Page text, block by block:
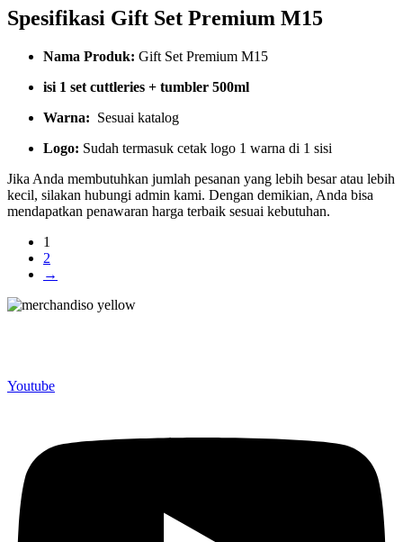
Spesifikasi Gift Set Premium M15
Nama Produk: Gift Set Premium M15
isi 1 set cuttleries + tumbler 500ml
Warna: Sesuai katalog
Logo: Sudah termasuk cetak logo 1 warna di 1 sisi
Jika Anda membutuhkan jumlah pesanan yang lebih besar atau lebih
kecil, silakan hubungi admin kami. Dengan demikian, Anda bisa
mendapatkan penawaran harga terbaik sesuai kebutuhan.
1
2
→
Youtube